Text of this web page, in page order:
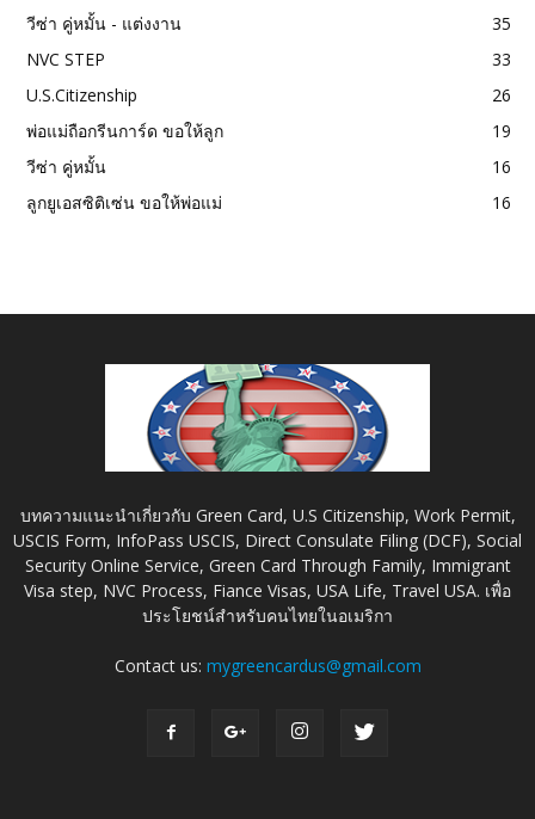
วีซ่า คู่หมั้น - แต่งงาน
35
NVC STEP
33
U.S.Citizenship
26
พ่อแม่ถือกรีนการ์ด ขอให้ลูก
19
วีซ่า คู่หมั้น
16
ลูกยูเอสซิติเซ่น ขอให้พ่อแม่
16
บทความแนะนำเกี่ยวกับ Green Card, U.S Citizenship, Work Permit,
USCIS Form, InfoPass USCIS, Direct Consulate Filing (DCF), Social
Security Online Service, Green Card Through Family, Immigrant
Visa step, NVC Process, Fiance Visas, USA Life, Travel USA. เพื่อ
ประโยชน์สำหรับคนไทยในอเมริกา
Contact us: mygreencardus@gmail.com